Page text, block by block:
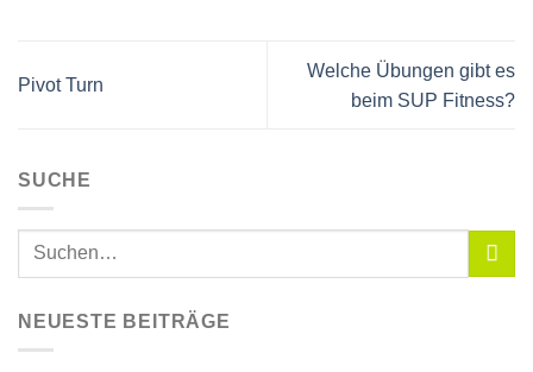
Pivot Turn
Welche Übungen gibt es
beim SUP Fitness?
SUCHE
NEUESTE BEITRÄGE